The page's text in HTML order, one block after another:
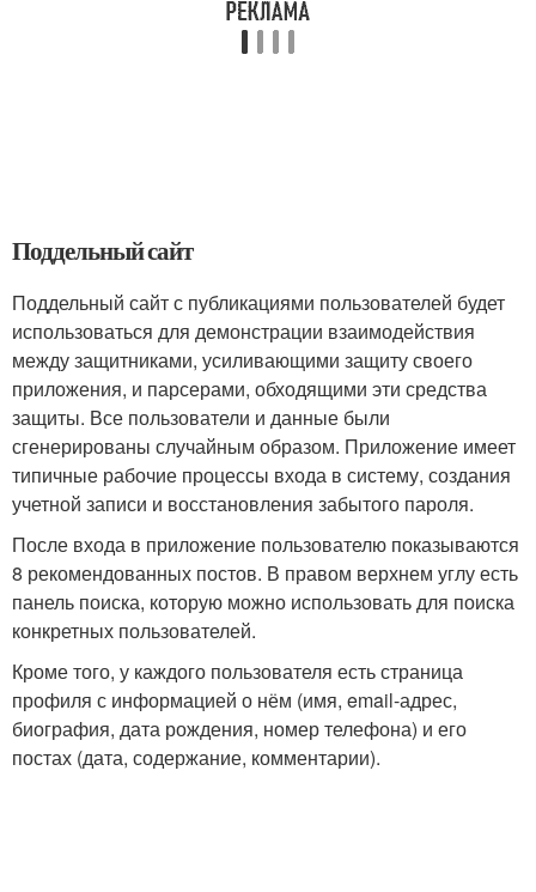
Поддельный сайт
Поддельный сайт с публикациями пользователей будет
использоваться для демонстрации взаимодействия
между защитниками, усиливающими защиту своего
приложения, и парсерами, обходящими эти средства
защиты. Все пользователи и данные были
сгенерированы случайным образом. Приложение имеет
типичные рабочие процессы входа в систему, создания
учетной записи и восстановления забытого пароля.
После входа в приложение пользователю показываются
8 рекомендованных постов. В правом верхнем углу есть
панель поиска, которую можно использовать для поиска
конкретных пользователей.
Кроме того, у каждого пользователя есть страница
профиля с информацией о нём (имя, email-адрес,
биография, дата рождения, номер телефона) и его
постах (дата, содержание, комментарии).